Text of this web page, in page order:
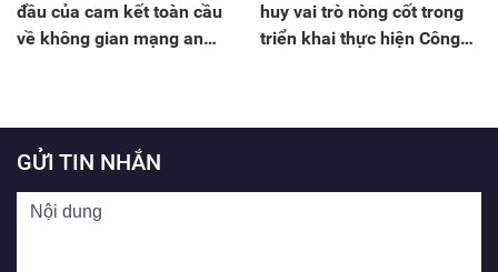
đầu của cam kết toàn cầu
về không gian mạng an
huy vai trò nòng cốt trong
triển khai thực hiện Công
GỬI TIN NHẮN